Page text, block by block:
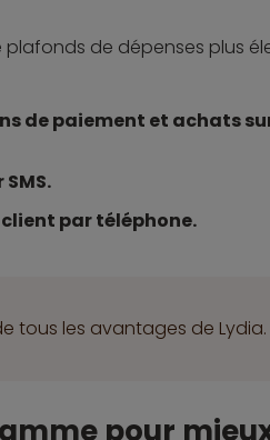
de dépenses plus
de paiement et achats
par téléphone.
tous les avantages de Lydia.
pour